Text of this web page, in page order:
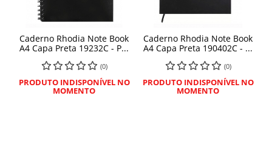
Caderno Rhodia Note Book
A4 Capa Preta 19232C - P...
(0)
PRODUTO INDISPONÍVEL NO
MOMENTO
Caderno Rhodia Note Book
A4 Capa Preta 190402C - ...
(0)
PRODUTO INDISPONÍVEL NO
MOMENTO